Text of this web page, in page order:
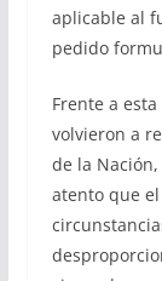
aplicable al
pedido
Frente a
volvieron a
de la
atento que